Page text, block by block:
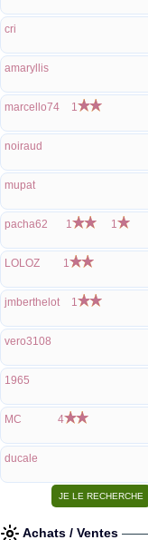
cri
amaryllis
marcello74 1
noiraud
mupat
pacha62 1 1
LOLOZ 1
jmberthelot 1
vero3108
1965
MC 4
ducale
Achats / Ventes